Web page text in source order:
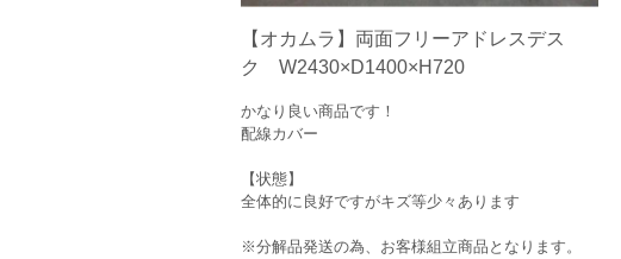
【オカムラ】両面フリーアドレスデス
ク W2430×D1400×H720
かなり良い商品です！
配線カバー
【状態】
全体的に良好ですがキズ等少々あります
※分解品発送の為、お客様組立商品となります。